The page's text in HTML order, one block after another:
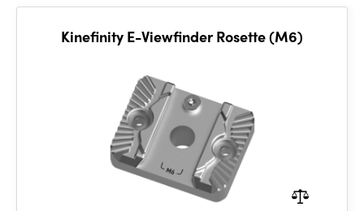
Kinefinity E-Viewfinder Rosette (M6)